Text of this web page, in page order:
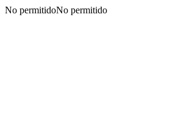
No permitidoNo permitido